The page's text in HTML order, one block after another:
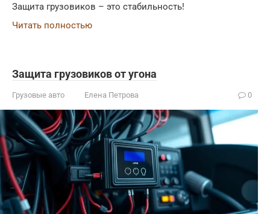
Защита грузовиков – это стабильность!
Читать полностью
Защита грузовиков от угона
Грузовые авто Елена Петрова 0